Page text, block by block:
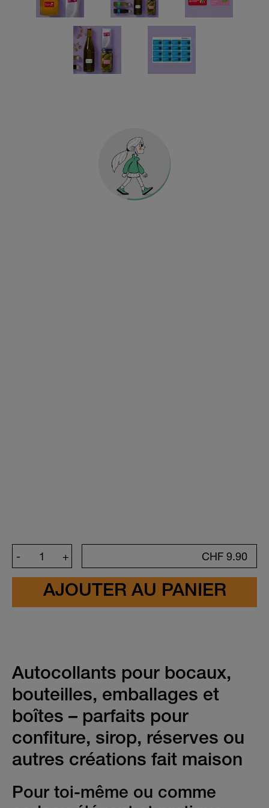
Chèques-Cadeaux
Étiquettes pour la cuisine et la maison
Autocollants décoratifs holographiques
+
- CHF 9.90
Autocollants pour bocaux,
bouteilles, emballages et
boîtes – parfaits pour
confiture, sirop, réserves ou
autres créations fait maison
Pour toi-même ou comme